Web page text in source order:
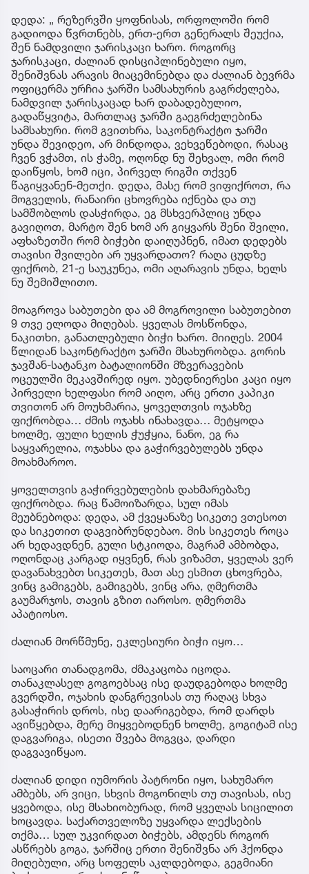
დედა: „ რეზერვში ყოფნისას, ორფოლოში რომ
გადიოდა წვრთნებს, ერთ-ერთ გენერალს შეუქია,
შენ ნამდვილი ჯარისკაცი ხარო. როგორც
ჯარისკაცი, ძალიან დისციპლინებული იყო,
შენიშვნას არავის მიაცემინებდა და ძალიან ბევრმა
ოფიცერმა ურჩია ჯარში სამსახურის გაგრძელება,
ნამდვილ ჯარისკაცად ხარ დაბადებულიო,
გადაწყვიტა, მართლაც ჯარში გაეგრძელებინა
სამსახური. რომ გვითხრა, საკონტრაქტო ჯარში
უნდა შევიდეო, არ მინდოდა, ვეხვეწებოდი, რასაც
ჩვენ ვჭამთ, ის ჭამე, ოღონდ ნუ შეხვალ, ომი რომ
დაიწყოს, ხომ იცი, პირველ რიგში თქვენ
წაგიყვანენ-მეთქი. დედა, მასე რომ ვიფიქროთ, რა
მოგველის, რანაირი ცხოვრება იქნება და თუ
სამშობლოს დასჭირდა, ეგ მსხვერპლიც უნდა
გავიღოთ, მარტო შენ ხომ არ გიყვარს შენი შვილი,
აფხაზეთში რომ ბიჭები დაიღუპნენ, იმათ დედებს
თავისი შვილები არ უყვარდათო? რაღა ცუდზე
ფიქრობ, 21-ე საუკუნეა, ომი აღარავის უნდა, ხელს
ნუ შემიშლითო.
მოაგროვა საბუთები და ამ მოგროვილი საბუთებით
9 თვე ელოდა მიღებას. ყველას მოსწონდა,
ნაკითხი, განათლებული ბიჭი ხარო. მიიღეს. 2004
წლიდან საკონტრაქტო ჯარში მსახურობდა. გორის
ჯავშან-სატანკო ბატალიონში მზვერავების
ოცეულში მეკავშირედ იყო. უბედნიერესი კაცი იყო
პირველი ხელფასი რომ აიღო, არც ერთი კაპიკი
თვითონ არ მოუხმარია, ყოველთვის ოჯახზე
ფიქრობდა… ძმის ოჯახს ინახავდა… მეტყოდა
ხოლმე, ფული ხელის ჭუჭყია, ნანო, ეგ რა
საყვარელია, ოჯახსა და გაჭირვებულებს უნდა
მოახმაროო.
ყოველთვის გაჭირვებულების დახმარებაზე
ფიქრობდა. რაც წამოიზარდა, სულ იმას
მეუბნებოდა: დედა, ამ ქვეყანაზე სიკეთე ვთესოთ
და სიკეთით დაგვიბრუნდებაო. მის სიკეთეს როცა
არ ხედავდნენ, გული სტკიოდა, მაგრამ ამბობდა,
ოღონდაც კარგად იყვნენ, რას ვიზამთ, ყველას ვერ
დავანახვებთ სიკეთეს, მათ ასე ესმით ცხოვრება,
ვინც გამიგებს, გამიგებს, ვინც არა, ღმერთმა
გაუმარჯოს, თავის გზით იაროსო. ღმერთმა
აპატიოსო.
ძალიან მორწმუნე, ეკლესიური ბიჭი იყო…
საოცარი თანადგომა, ძმაკაცობა იცოდა.
თანაკლასელ გოგოებსაც ისე დაუდგებოდა ხოლმე
გვერდში, ოჯახის დანგრევისას თუ რაღაც სხვა
გასაჭირის დროს, ისე დაარიგებდა, რომ დარდს
ავიწყებდა, მერე მიყვებოდნენ ხოლმე, გოგიტამ ისე
დაგვარიგა, ისეთი შვება მოგვცა, დარდი
დაგვავიწყაო.
ძალიან დიდი იუმორის პატრონი იყო, სახუმარო
ამბებს, არ ვიცი, სხვის მოგონილს თუ თავისას, ისე
ყვებოდა, ისე მსახიობურად, რომ ყველას სიცილით
ხოცავდა. საქართველოზე უყვარდა ლექსების
თქმა… სულ უკვირდათ ბიჭებს, ამდენს როგორ
ასწრებს გოგა, ჯარშიც ერთი შენიშვნა არ ჰქონდა
მიღებული, არც სოფელს აკლდებოდა, გეგმიანი